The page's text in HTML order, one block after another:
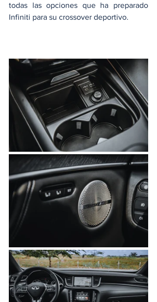
todas las opciones que ha preparado
Infiniti para su crossover deportivo.